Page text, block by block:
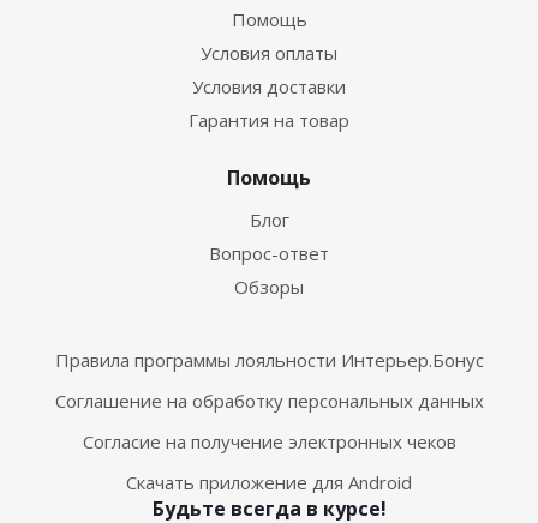
Помощь
Условия оплаты
Условия доставки
Гарантия на товар
Помощь
Блог
Вопрос-ответ
Обзоры
Правила программы лояльности Интерьер.Бонус
Соглашение на обработку персональных данных
Согласие на получение электронных чеков
Скачать приложение для Android
Будьте всегда в курсе!